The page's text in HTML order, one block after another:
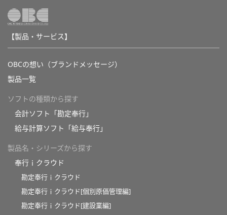
【製品・サービス】
OBCの想い（ブランドメッセージ）
製品一覧
ソフトの種類から探す
会計ソフト「勘定奉行」
給与計算ソフト「給与奉行」
製品名・シリーズから探す
奉行ｉクラウド
勘定奉行ｉクラウド
勘定奉行ｉクラウド[個別原価管理編]
勘定奉行ｉクラウド[建設業編]